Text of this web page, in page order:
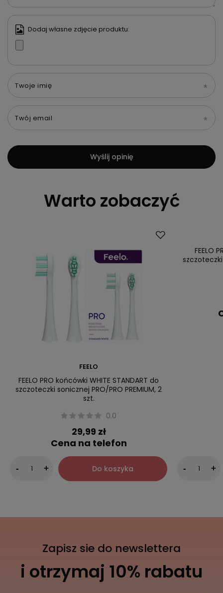
Dodaj własne zdjęcie produktu:
Twoje imię
Twój email
Wyślij opinię
Warto zobaczyć
FEELO
FEELO PRO końcówki WHITE STANDART do
szczoteczki sonicznej PRO/PRO PREMIUM, 2
szt.
0.0
29,99 zł
Cena na telefon
- + Do koszyka
FEELO
szczoteczki
- +
Zapisz sie do newslettera
i otrzymaj 10% rabatu